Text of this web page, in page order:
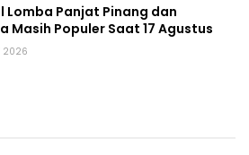
Lomba Panjat Pinang dan
Masih Populer Saat 17 Agustus
2026